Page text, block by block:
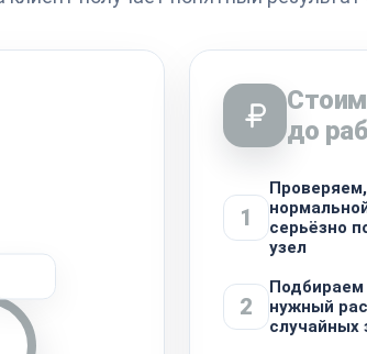
до
1
серьёзно
узел
2
Подбираем
нужный
случайных